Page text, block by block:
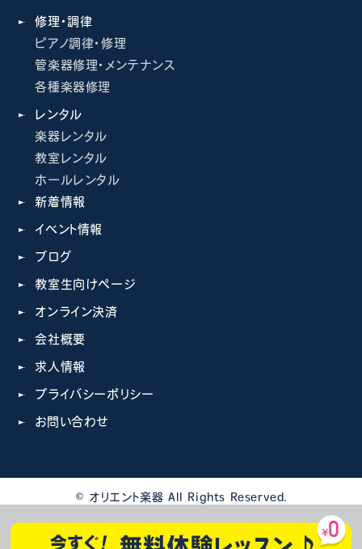
修理・調律
ピアノ調律・修理
管楽器修理・メンテナンス
各種楽器修理
レンタル
楽器レンタル
教室レンタル
ホールレンタル
新着情報
イベント情報
ブログ
教室生向けページ
オンライン決済
会社概要
求人情報
プライバシーポリシー
お問い合わせ
© オリエント楽器 All Rights Reserved.